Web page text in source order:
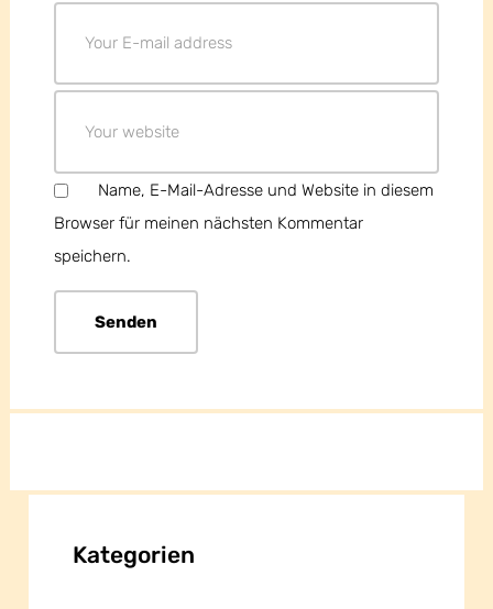
Name, E-Mail-Adresse und Website in diesem
Browser für meinen nächsten Kommentar
speichern.
Kategorien